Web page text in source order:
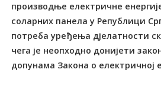
производње електричне
соларних панела у Републици
потреба уређења дјелатности
чега је неопходно донијети
допунама Закона о електричној